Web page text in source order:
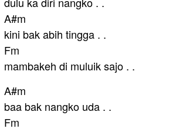
A#m
kini bak abih tingga . .
Fm
mambakeh di muluik sajo . .
A#m
baa bak nangko uda . .
Fm